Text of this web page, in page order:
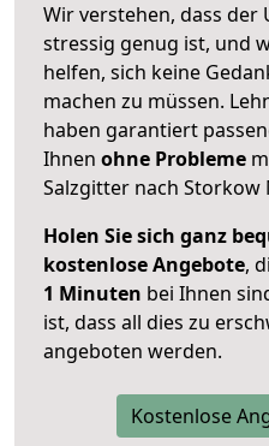
Wir verstehen, dass der
stressig genug ist, und
helfen, sich keine
machen zu müssen.
haben garantiert
Ihnen ohne Probleme
Salzgitter nach Storkow
Holen Sie sich ganz
kostenlose Angebote,
1 Minuten bei Ihnen
ist, dass all dies zu
angeboten werden.
Kostenlose